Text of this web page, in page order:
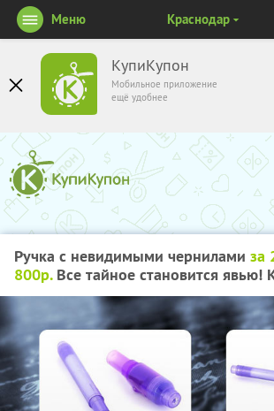
КупиКупон
Мобильное приложение
ещё удобнее
Меню Краснодар
Ручка с невидимыми чернилами за
800р. Все тайное становится явью!